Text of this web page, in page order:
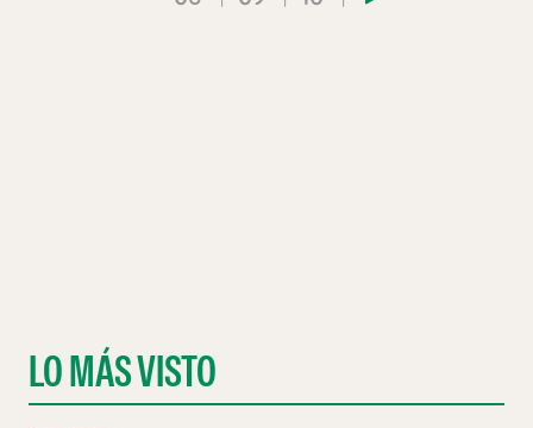
LO MÁS VISTO